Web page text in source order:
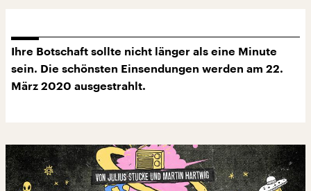
Ihre Botschaft sollte nicht länger als eine Minute
sein. Die schönsten Einsendungen werden am 22.
März 2020 ausgestrahlt.